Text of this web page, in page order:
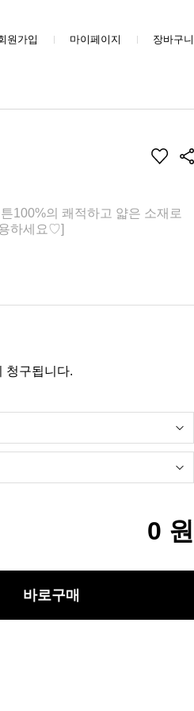
원가입 마이페이지 장바구니
100%의 쾌적하고 얇은 소재로
하세요♡]
청구됩니다.
0 원
바로구매